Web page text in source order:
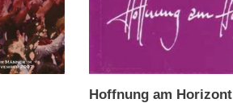
Hoffnung am Horizont